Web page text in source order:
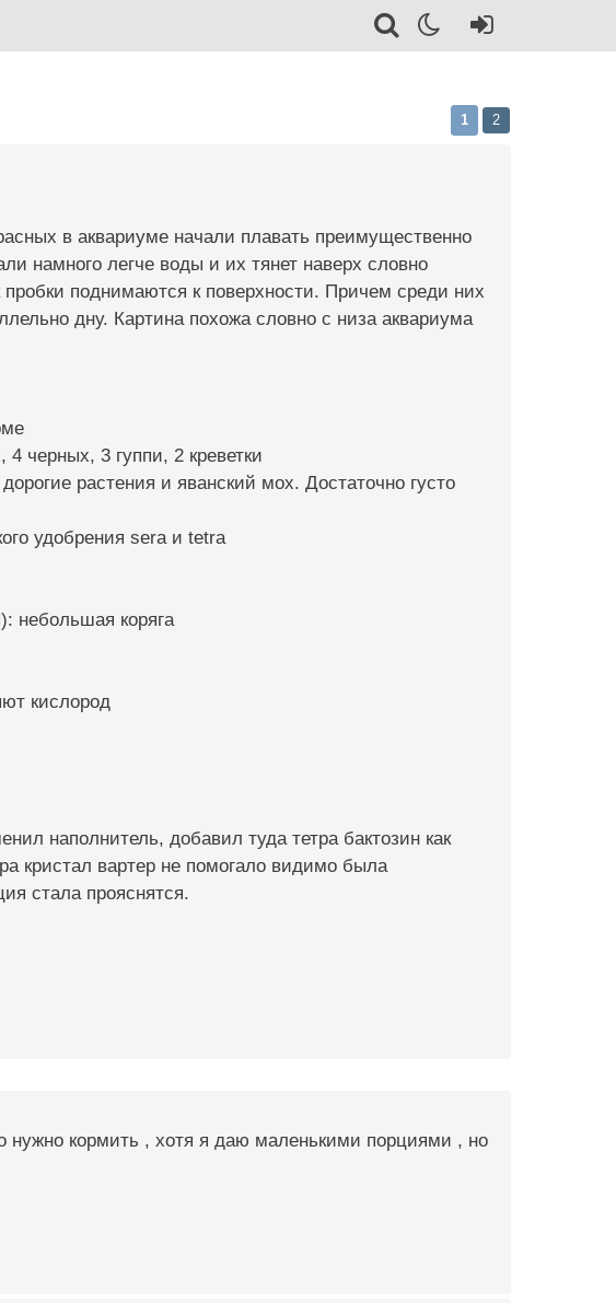
1 2
в аквариуме начали плавать преимущественно
намного легче воды и их тянет наверх словно
поднимаются к поверхности. Причем среди них
дну. Картина похожа словно с низа аквариума
черных, 3 гуппи, 2 креветки
растения и яванский мох. Достаточно густо
удобрения sera и tetra
небольшая коряга
кислород
наполнитель, добавил туда тетра бактозин как
кристал вартер не помогало видимо была
стала прояснятся.
нужно кормить , хотя я даю маленькими порциями , но